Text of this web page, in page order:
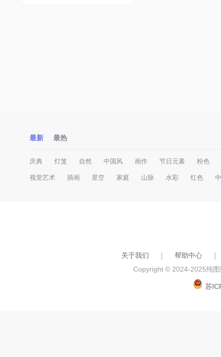
最新 最热
庆典 灯笼 自然 中国风 画作 节日元素 粉色
视觉艺术 插画 星空 家庭 山脉 水彩 红色
关于我们 ｜ 帮助中心
｜
Copyright © 2024-2025纯
苏